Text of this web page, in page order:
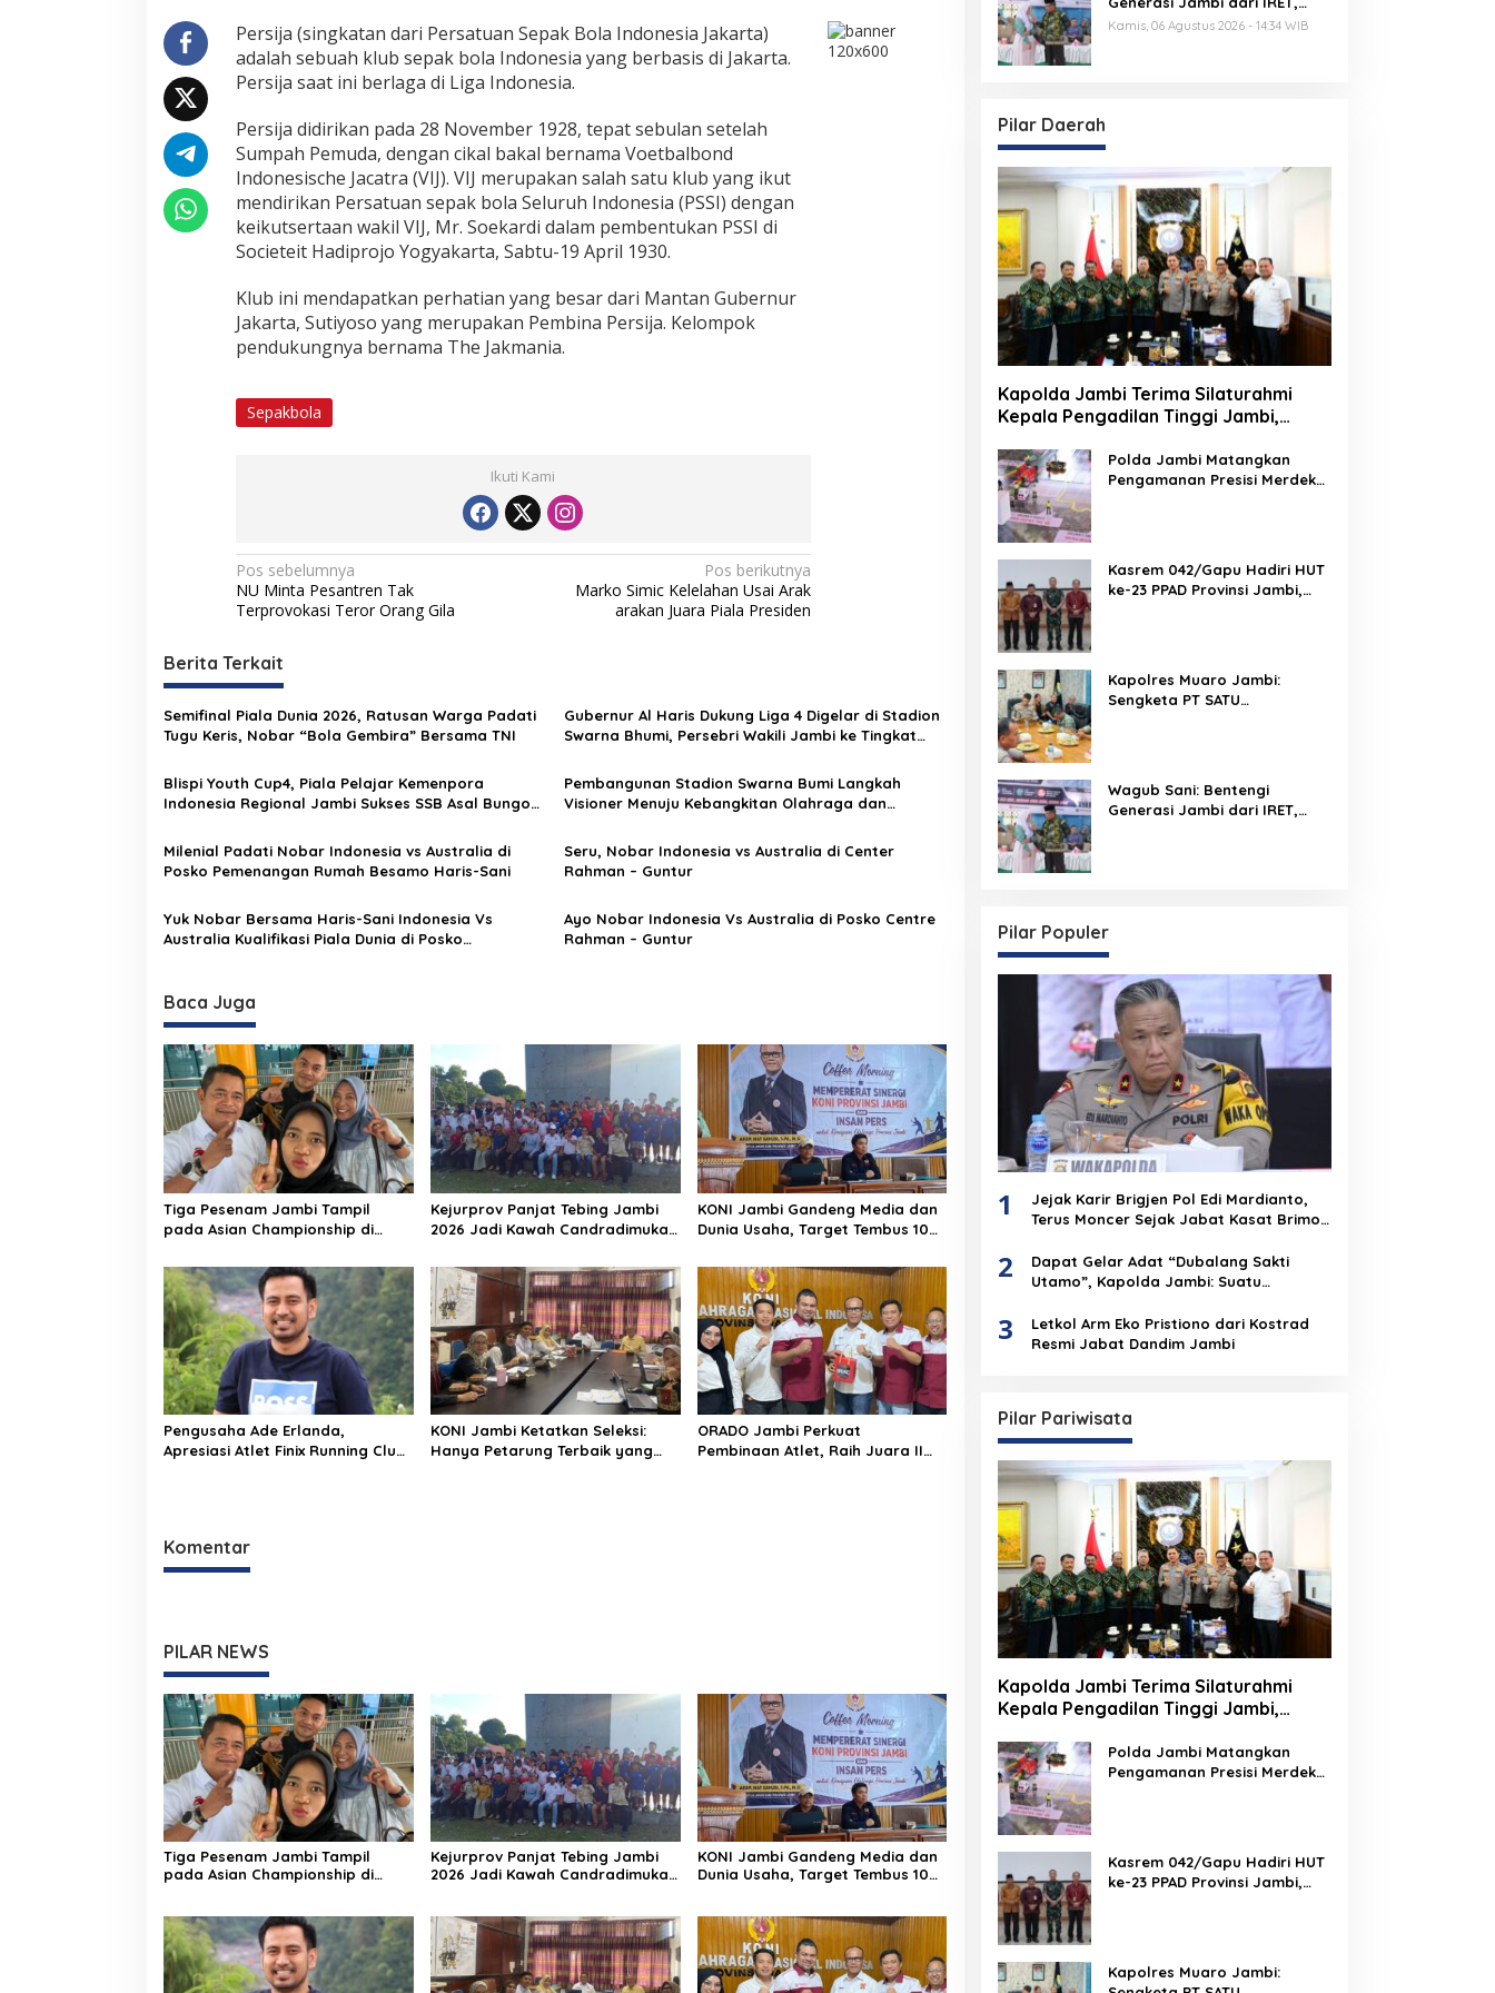
j
a
J
a
r
t
a
Persija (singkatan dari Persatuan Sepak Bola Indonesia Jakarta)
adalah sebuah klub sepak bola Indonesia yang berbasis di Jakarta.
Persija saat ini berlaga di Liga Indonesia.
Persija didirikan pada 28 November 1928, tepat sebulan setelah
Sumpah Pemuda, dengan cikal bakal bernama Voetbalbond
Indonesische Jacatra (VIJ). VIJ merupakan salah satu klub yang ikut
mendirikan Persatuan sepak bola Seluruh Indonesia (PSSI) dengan
keikutsertaan wakil VIJ, Mr. Soekardi dalam pembentukan PSSI di
Societeit Hadiprojo Yogyakarta, Sabtu-19 April 1930.
Klub ini mendapatkan perhatian yang besar dari Mantan Gubernur
Jakarta, Sutiyoso yang merupakan Pembina Persija. Kelompok
pendukungnya bernama The Jakmania.
Sepakbola
Ikuti Kami
N
a
i
g
a
i
o
s
Pos sebelumnya
NU Minta Pesantren Tak
Terprovokasi Teror Orang Gila
Pos berikutnya
Marko Simic Kelelahan Usai Arak
arakan Juara Piala Presiden
Berita Terkait
Semifinal Piala Dunia 2026, Ratusan Warga Padati
Tugu Keris, Nobar “Bola Gembira” Bersama TNI
Gubernur Al Haris Dukung Liga 4 Digelar di Stadion
Swarna Bhumi, Persebri Wakili Jambi ke Tingkat
Blispi Youth Cup4, Piala Pelajar Kemenpora
Indonesia Regional Jambi Sukses SSB Asal Bungo
Pembangunan Stadion Swarna Bumi Langkah
Visioner Menuju Kebangkitan Olahraga dan
Milenial Padati Nobar Indonesia vs Australia di
Posko Pemenangan Rumah Besamo Haris-Sani
Seru, Nobar Indonesia vs Australia di Center
Rahman – Guntur
Yuk Nobar Bersama Haris-Sani Indonesia Vs
Australia Kualifikasi Piala Dunia di Posko
Ayo Nobar Indonesia Vs Australia di Posko Centre
Rahman – Guntur
Baca Juga
Tiga Pesenam Jambi Tampil
pada Asian Championship di
Kejurprov Panjat Tebing Jambi
2026 Jadi Kawah Candradimuka
KONI Jambi Gandeng Media dan
Dunia Usaha, Target Tembus 10
Pengusaha Ade Erlanda,
Apresiasi Atlet Finix Running Club
KONI Jambi Ketatkan Seleksi:
Hanya Petarung Terbaik yang
ORADO Jambi Perkuat
Pembinaan Atlet, Raih Juara II
Komentar
PILAR NEWS
Tiga Pesenam Jambi Tampil
pada Asian Championship di
Kejurprov Panjat Tebing Jambi
2026 Jadi Kawah Candradimuka
KONI Jambi Gandeng Media dan
Dunia Usaha, Target Tembus 10
TCC, dan Perundungan
Kamis, 06 Agustus 2026 - 14:34 WIB
Pilar Daerah
Kapolda Jambi Terima Silaturahmi
Kepala Pengadilan Tinggi Jambi,
Penegak HukumPolda Jambi Matangkan
Pengamanan Presisi Merdeka
Kasrem 042/Gapu Hadiri HUT
ke-23 PPAD Provinsi Jambi,
Kapolres Muaro Jambi:
Sengketa PT SATU
Wagub Sani: Bentengi
Generasi Jambi dari IRET,
Pilar Populer
1
Jejak Karir Brigjen Pol Edi Mardianto,
Terus Moncer Sejak Jabat Kasat Brimob
2
Dapat Gelar Adat “Dubalang Sakti
Utamo”, Kapolda Jambi: Suatu
Institusi Polri
3
Letkol Arm Eko Pristiono dari Kostrad
Resmi Jabat Dandim Jambi
Pilar Pariwisata
Kapolda Jambi Terima Silaturahmi
Kepala Pengadilan Tinggi Jambi,
Penegak HukumPolda Jambi Matangkan
Pengamanan Presisi Merdeka
Kasrem 042/Gapu Hadiri HUT
ke-23 PPAD Provinsi Jambi,
Kapolres Muaro Jambi: